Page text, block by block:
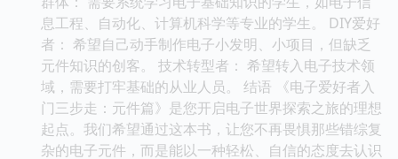
息工程、自动化、计算机科学等专业的学生。 DIY爱好
者： 希望自己动手制作电子小发明、小项目，但缺乏
元件知识的创客。 技术转型者： 希望转入电子技术领
域，需要打牢基础的从业人员。 结语 《电子爱好者入
门三步走：元件篇》是您开启电子世界探索之旅的理想
起点。我们希望通过这本书，让您不再畏惧那些错综复
杂的电子元件，而是能以一种轻松、自信的态度去认识